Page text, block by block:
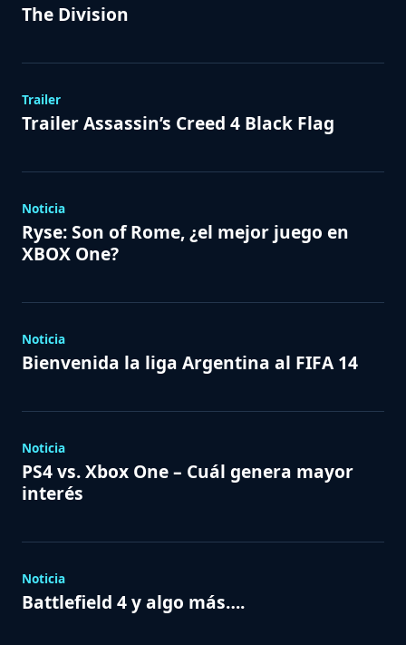
The Division
Trailer
Trailer Assassin’s Creed 4 Black Flag
Noticia
Ryse: Son of Rome, ¿el mejor juego en
XBOX One?
Noticia
Bienvenida la liga Argentina al FIFA 14
Noticia
PS4 vs. Xbox One – Cuál genera mayor
interés
Noticia
Battlefield 4 y algo más….